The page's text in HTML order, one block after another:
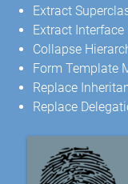
Extract
Extract Interface
Collapse
Form Template
Replace
Replace